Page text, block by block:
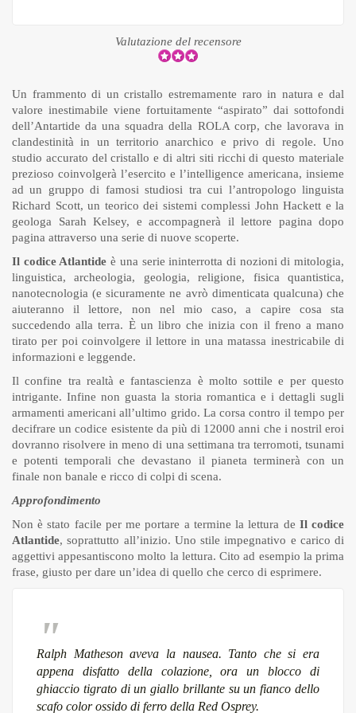
Valutazione del recensore
Un frammento di un cristallo estremamente raro in natura e dal
valore inestimabile viene fortuitamente “aspirato” dai sottofondi
dell’Antartide da una squadra della ROLA corp, che lavorava in
clandestinità in un territorio anarchico e privo di regole. Uno
studio accurato del cristallo e di altri siti ricchi di questo materiale
prezioso coinvolgerà l’esercito e l’intelligence americana, insieme
ad un gruppo di famosi studiosi tra cui l’antropologo linguista
Richard Scott, un teorico dei sistemi complessi John Hackett e la
geologa Sarah Kelsey, e accompagnerà il lettore pagina dopo
pagina attraverso una serie di nuove scoperte.
Il codice Atlantideè una serie ininterrotta di nozioni di mitologia,
linguistica, archeologia, geologia, religione, fisica quantistica,
nanotecnologia (e sicuramente ne avrò dimenticata qualcuna) che
aiuteranno il lettore, non nel mio caso, a capire cosa sta
succedendo alla terra. È un libro che inizia con il freno a mano
tirato per poi coinvolgere il lettore in una matassa inestricabile di
informazioni e leggende.
Il confine tra realtà e fantascienza è molto sottile e per questo
intrigante. Infine non guasta la storia romantica e i dettagli sugli
armamenti americani all’ultimo grido. La corsa contro il tempo per
decifrare un codice esistente da più di 12000 anni che i nostril eroi
dovranno risolvere in meno di una settimana tra terromoti, tsunami
e potenti temporali che devastano il pianeta terminerà con un
finale non banale e ricco di colpi di scena.
Approfondimento
Non è stato facile per me portare a termine la lettura de Il codice
Atlantide, soprattutto all’inizio. Uno stile impegnativo e carico di
aggettivi appesantiscono molto la lettura. Cito ad esempio la prima
frase, giusto per dare un’idea di quello che cerco di esprimere.
Ralph Matheson aveva la nausea. Tanto che si era
appena disfatto della colazione, ora un blocco di
ghiaccio tigrato di un giallo brillante su un fianco dello
scafo color ossido di ferro della Red Osprey.